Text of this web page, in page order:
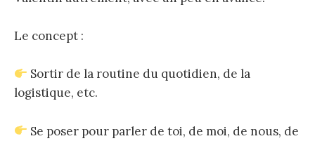
Le concept :
Sortir de la routine du quotidien, de la
logistique, etc.
Se poser pour parler de toi, de moi, de nous, de